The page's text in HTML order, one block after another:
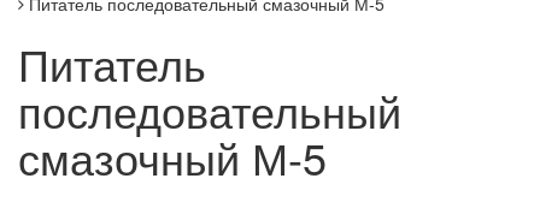
Питатель
последовательный
смазочный М-5